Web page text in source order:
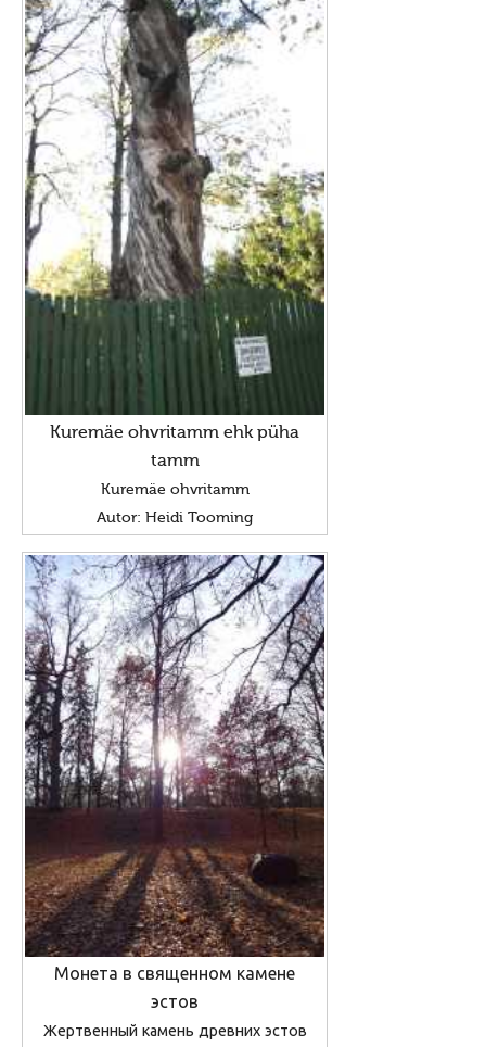
Kuremäe ohvritamm ehk püha
tamm
Kuremäe ohvritamm
Autor: Heidi Tooming
Монета в священном камене
эстов
Жертвенный камень древних эстов